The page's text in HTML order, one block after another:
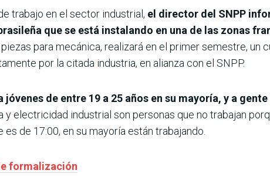
trabajo en el sector industrial, el director del SNPP
que se está instalando en una de las zonas
para mecánica, realizará en el primer semestre, un
por la citada industria, en alianza con el SNPP.
de entre 19 a 25 años en su mayoría, y a gente
y electricidad industrial son personas que no trabajan
de 17:00, en su mayoría están trabajando.
formalización